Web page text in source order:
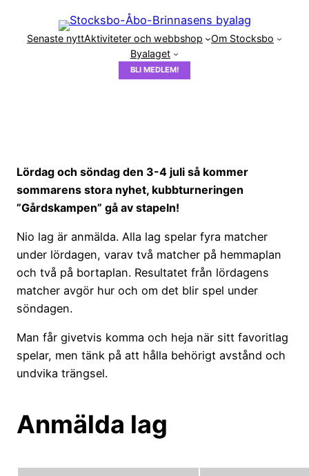
innehållSenaste nyttAktiviteter och webbshop
Om Stocksbo
Byalaget
BLI MEDLEM!
Lördag och söndag den 3-4 juli så kommer
sommarens stora nyhet, kubbturneringen
”Gårdskampen” gå av stapeln!
Nio lag är anmälda. Alla lag spelar fyra matcher
under lördagen, varav två matcher på hemmaplan
och två på bortaplan. Resultatet från lördagens
matcher avgör hur och om det blir spel under
söndagen.
Man får givetvis komma och heja när sitt favoritlag
spelar, men tänk på att hålla behörigt avstånd och
undvika trängsel.
Anmälda lag